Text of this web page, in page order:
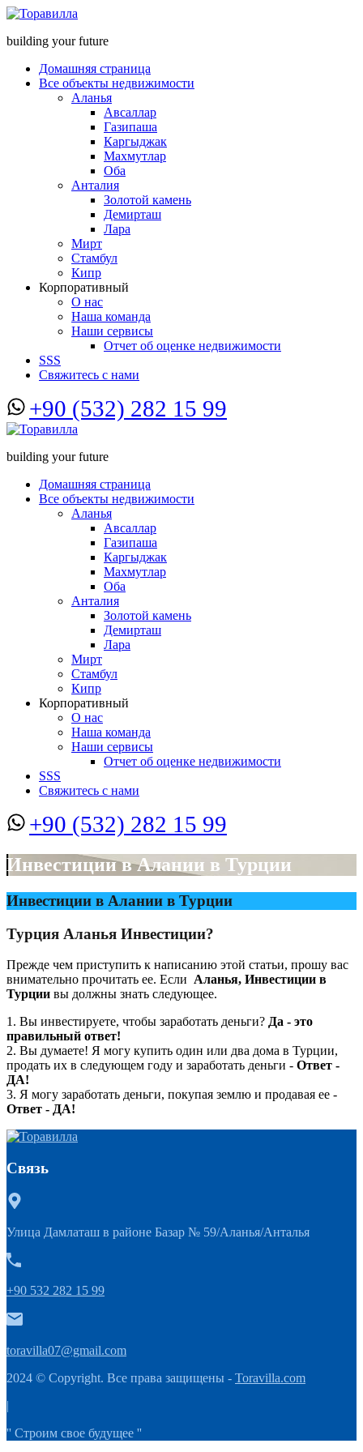
building your future
Домашняя страница
Все объекты недвижимости
Аланья
Авсаллар
Газипаша
Каргыджак
Махмутлар
Оба
Анталия
Золотой камень
Демирташ
Лара
Мирт
Стамбул
Кипр
Корпоративный
О нас
Наша команда
Наши сервисы
Отчет об оценке недвижимости
SSS
Свяжитесь с нами
+90 (532) 282 15 99
building your future
Домашняя страница
Все объекты недвижимости
Аланья
Авсаллар
Газипаша
Каргыджак
Махмутлар
Оба
Анталия
Золотой камень
Демирташ
Лара
Мирт
Стамбул
Кипр
Корпоративный
О нас
Наша команда
Наши сервисы
Отчет об оценке недвижимости
SSS
Свяжитесь с нами
+90 (532) 282 15 99
Инвестиции в Алании в Турции
Инвестиции в Алании в Турции
Турция Аланья Инвестиции?
Прежде чем приступить к написанию этой статьи, прошу вас
внимательно прочитать ее. Если Аланья, Инвестиции в
Турции вы должны знать следующее.
1. Вы инвестируете, чтобы заработать деньги? Да - это
правильный ответ!
2. Вы думаете! Я могу купить один или два дома в Турции,
продать их в следующем году и заработать деньги - Ответ -
ДА!
3. Я могу заработать деньги, покупая землю и продавая ее -
Ответ - ДА!
Связь
Улица Дамлаташ в районе Базар № 59/Аланья/Анталья
+90 532 282 15 99
toravilla07@gmail.com
2024 © Copyright. Все права защищены - Toravilla.com
|
'' Строим свое будущее ''